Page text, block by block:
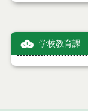
学校教育課